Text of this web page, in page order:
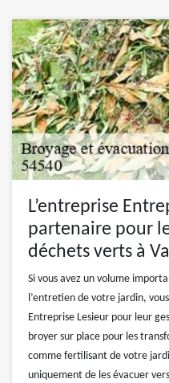
L’entreprise
partenaire pour
déchets verts à
Si vous avez un volume
l’entretien de votre jardin,
Entreprise Lesieur pour leur
broyer sur place pour les
comme fertilisant de votre
uniquement de les évacuer